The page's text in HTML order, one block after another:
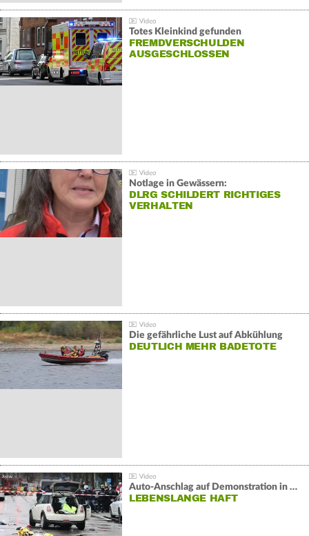
Totes Kleinkind gefunden
FREMDVERSCHULDEN
AUSGESCHLOSSEN
Notlage in Gewässern:
DLRG SCHILDERT RICHTIGES
VERHALTEN
Die gefährliche Lust auf Abkühlung
DEUTLICH MEHR BADETOTE
Auto-Anschlag auf Demonstration in München:
LEBENSLANGE HAFT